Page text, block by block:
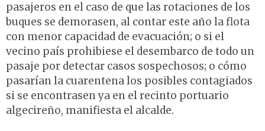
pasajeros en el caso de que las rotaciones de los
buques se demorasen, al contar este año la flota
con menor capacidad de evacuación; o si el
vecino país prohibiese el desembarco de todo un
pasaje por detectar casos sospechosos; o cómo
pasarían la cuarentena los posibles contagiados
si se encontrasen ya en el recinto portuario
algecireño, manifiesta el alcalde.